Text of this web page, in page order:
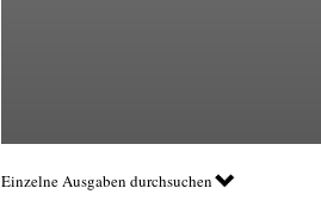
Einzelne Ausgaben durchsuchen